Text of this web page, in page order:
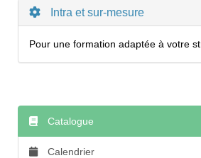
Intra et sur-mesure
Pour une formation adaptée à votre
Catalogue
Calendrier